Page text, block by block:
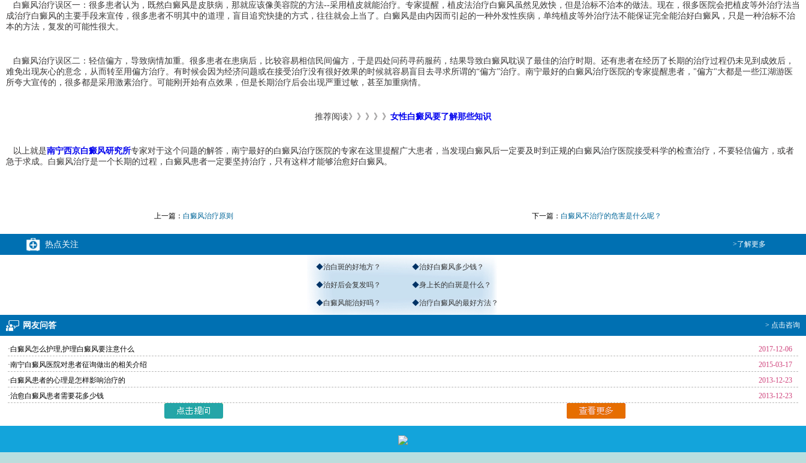
白癜风治疗误区一：很多患者认为，既然白癜风是皮肤病，那就应该像美容院的方法--采用植皮就能治疗。专家提醒，植皮法治疗白癜风虽然见效快，但是治标不治本的做法。现在，很多医院会把植皮等外治疗法当
成治疗白癜风的主要手段来宣传，很多患者不明其中的道理，盲目追究快捷的方式，往往就会上当了。白癜风是由内因而引起的一种外发性疾病，单纯植皮等外治疗法不能保证完全能治好白癜风，只是一种治标不治
本的方法，复发的可能性很大。
白癜风治疗误区二：轻信偏方，导致病情加重。很多患者在患病后，比较容易相信民间偏方，于是四处问药寻药服药，结果导致白癜风耽误了最佳的治疗时期。还有患者在经历了长期的治疗过程仍未见到成效后，
难免出现灰心的意念，从而转至用偏方治疗。有时候会因为经济问题或在接受治疗没有很好效果的时候就容易盲目去寻求所谓的“偏方”治疗。南宁最好的白癜风治疗医院的专家提醒患者，"偏方"大都是一些江湖游医
所夸大宣传的，很多都是采用激素治疗。可能刚开始有点效果，但是长期治疗后会出现严重过敏，甚至加重病情。
推荐阅读》》》》》 女性白癜风要了解那些知识
以上就是南宁西京白癜风研究所专家对于这个问题的解答，南宁最好的白癜风治疗医院的专家在这里提醒广大患者，当发现白癜风后一定要及时到正规的白癜风治疗医院接受科学的检查治疗，不要轻信偏方，或者
急于求成。白癜风治疗是一个长期的过程，白癜风患者一定要坚持治疗，只有这样才能够治愈好白癜风。
上一篇： 白癜风治疗原则 下一篇： 白癜风不治疗的危害是什么呢？
热点关注 >了解更多
◆治白斑的好地方？ ◆治好白癜风多少钱？
◆治好后会复发吗？ ◆身上长的白斑是什么？
◆白癜风能治好吗？ ◆治疗白癜风的最好方法？
网友问答 > 点击咨询
·白癜风怎么护理,护理白癜风要注意什么
2017-12-06
·南宁白癜风医院对患者征询做出的相关介绍
2015-03-17
·白癜风患者的心理是怎样影响治疗的
2013-12-23
·治愈白癜风患者需要花多少钱
2013-12-23
免费通话